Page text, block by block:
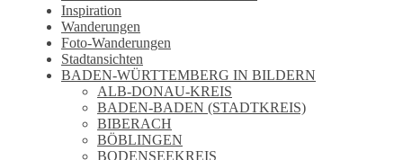
Inspiration
Wanderungen
Foto-Wanderungen
Stadtansichten
BADEN-WÜRTTEMBERG IN BILDERN
ALB-DONAU-KREIS
BADEN-BADEN (STADTKREIS)
BIBERACH
BÖBLINGEN
BODENSEEKREIS